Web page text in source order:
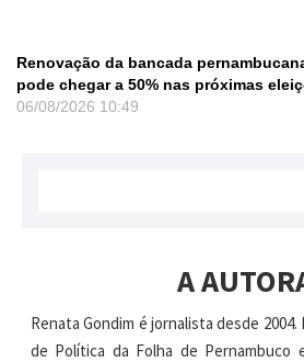
Renovação da bancada
pode chegar a 50% nas próximas
06/08/2026 10:49
A
Renata Gondim é jornalista desde
de Política da Folha de Pernambuco